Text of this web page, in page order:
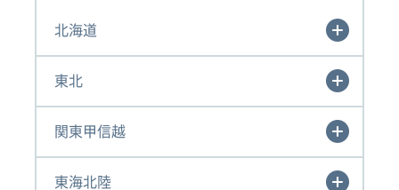
北海道
東北
関東甲信越
東海北陸